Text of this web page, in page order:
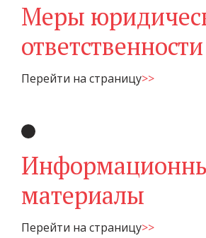
Меры
ответственности
Перейти на страницу>>
материалы
Перейти на страницу>>